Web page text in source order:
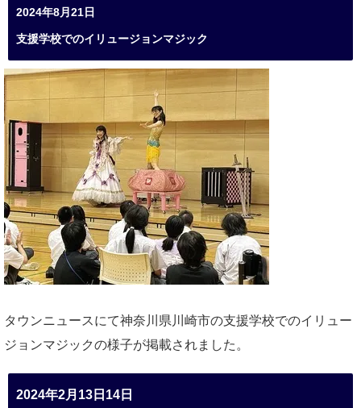
2024年8月21日
支援学校でのイリュージョンマジック
タウンニュースにて神奈川県川崎市の支援学校でのイリュー
ジョンマジックの様子が掲載されました。
2024年2月13日14日